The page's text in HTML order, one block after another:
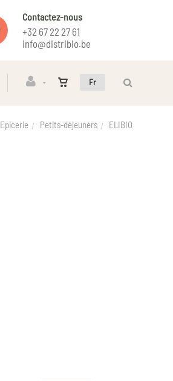
Contactez-nous
+32 67 22 27 61
info@distribio.be
Fr
Epicerie Petits-déjeuners ELIBIO